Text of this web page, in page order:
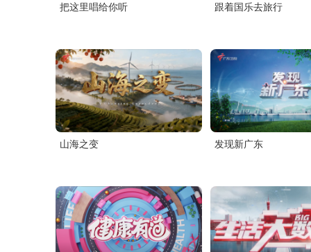
把这里唱给你听 跟着国乐去旅行
山海之变 发现新广东